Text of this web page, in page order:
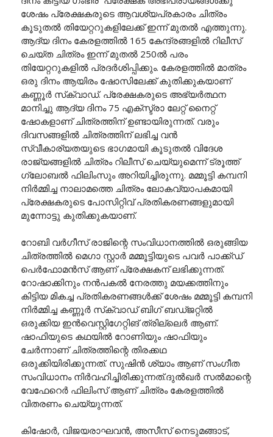
ശേഷം പ്രേക്ഷകരുടെ ആവശ്യപ്രകാരം ചിത്രം
കൂടുതൽ തിയേറ്ററുകളിലേക്ക് ഇന്ന് മുതൽ എത്തുന്നു.
ആദ്യ ദിനം കേരളത്തിൽ 165 കേന്ദ്രങ്ങളിൽ റിലീസ്
ചെയ്ത ചിത്രം ഇന്ന് മുതൽ 250ൽ പരം
തിയേറ്ററുകളിൽ പ്രദർശിപ്പിക്കും. കേരളത്തിൽ മാത്രം
ഒരു ദിനം ആയിരം ഷോസിലേക്ക് കുതിക്കുകയാണ്
കണ്ണൂർ സ്‌ക്വാഡ്. പ്രേക്ഷകരുടെ അഭ്യർത്ഥന
മാനിച്ചു ആദ്യ ദിനം 75 എക്സ്ട്രാ ലേറ്റ് നൈറ്റ്
ഷോകളാണ് ചിത്രത്തിന് ഉണ്ടായിരുന്നത്. വരും
ദിവസങ്ങളിൽ ചിത്രത്തിന് ലഭിച്ച വൻ
സ്വീകാര്യതയുടെ ഭാഗമായി കൂടുതൽ വിദേശ
രാജ്യങ്ങളിൽ ചിത്രം റിലീസ് ചെയ്യുമെന്ന് ട്രൂത്ത്
ഗ്ലോബൽ ഫിലിംസും അറിയിച്ചിരുന്നു. മമ്മൂട്ടി കമ്പനി
നിർമ്മിച്ച നാലാമത്തെ ചിത്രം ലോകവ്യാപകമായി
പ്രേക്ഷകരുടെ പോസിറ്റിവ് പ്രതികരണങ്ങളുമായി
മുന്നോട്ടു കുതിക്കുകയാണ്.
റോബി വർഗീസ് രാജിന്റെ സംവിധാനത്തിൽ ഒരുങ്ങിയ
ചിത്രത്തിൽ മെഗാ സ്റ്റാർ മമ്മൂട്ടിയുടെ പവർ പാക്ക്ഡ്
പെർഫോമൻസ് ആണ് പ്രേക്ഷകന് ലഭിക്കുന്നത്.
റോഷാക്കിനും നൻപകൽ നേരത്തു മയക്കത്തിനും
കിട്ടിയ മികച്ച പ്രതികരണങ്ങൾക്ക് ശേഷം മമ്മൂട്ടി കമ്പനി
നിർമ്മിച്ച കണ്ണൂർ സ്‌ക്വാഡ് ബിഗ് ബഡ്ജറ്റിൽ
ഒരുക്കിയ ഇൻവെസ്റ്റിഗേറ്റിങ് ത്രില്ലെർ ആണ്.
ഷാഫിയുടെ കഥയിൽ റോണിയും ഷാഫിയും
ചേർന്നാണ് ചിത്രത്തിന്റെ തിരക്കഥ
ഒരുക്കിയിരിക്കുന്നത്. സുഷിൻ ശ്യാം ആണ് സംഗീത
സംവിധാനം നിർവഹിച്ചിരിക്കുന്നത്.ദുൽഖർ സൽമാന്റെ
വേഫേറെർ ഫിലിംസ് ആണ് ചിത്രം കേരളത്തിൽ
വിതരണം ചെയ്യുന്നത്.
കിഷോർ, വിജയരാഘവൻ, അസീസ് നെടുമങ്ങാട്,